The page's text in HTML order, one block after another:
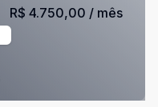
R$ 4.750,00 / mês